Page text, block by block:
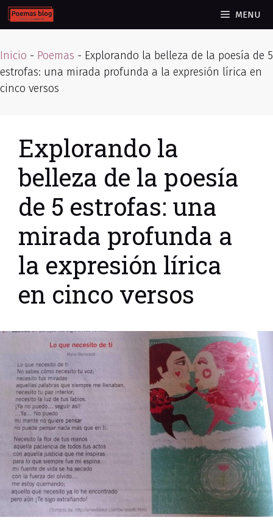
Skip
to
MENU
Inicio - Poemas - Explorando la belleza de la poesía de 5
estrofas: una mirada profunda a la expresión lírica en
cinco versos
Explorando la
belleza de la poesía
de 5 estrofas: una
mirada profunda a
la expresión lírica
en cinco versos